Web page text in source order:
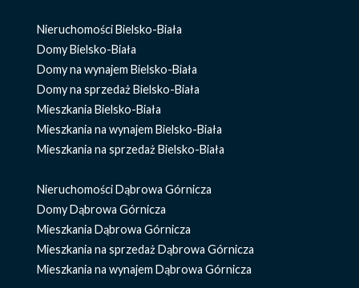
Nieruchomości Bielsko-Biała
Domy Bielsko-Biała
Domy na wynajem Bielsko-Biała
Domy na sprzedaż Bielsko-Biała
Mieszkania Bielsko-Biała
Mieszkania na wynajem Bielsko-Biała
Mieszkania na sprzedaż Bielsko-Biała
Nieruchomości Dąbrowa Górnicza
Domy Dąbrowa Górnicza
Mieszkania Dąbrowa Górnicza
Mieszkania na sprzedaż Dąbrowa Górnicza
Mieszkania na wynajem Dąbrowa Górnicza